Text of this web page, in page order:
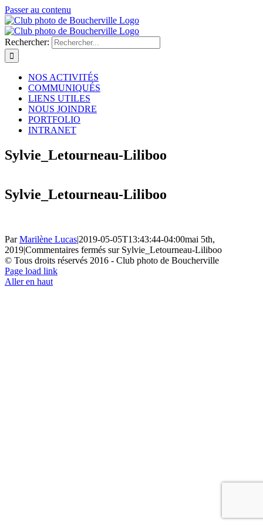
Passer au contenu
Rechercher:
NOS ACTIVITÉS
COMMUNIQUÉS
LIENS UTILES
NOUS JOINDRE
PORTFOLIO
INTRANET
Sylvie_Letourneau-Liliboo
Sylvie_Letourneau-Liliboo
ParMarilène Lucas|2019-05-05T13:43:44-04:00mai 5th,
2019|Commentaires fermés sur Sylvie_Letourneau-Liliboo
© Tous droits réservés 2016 - Club photo de Boucherville
Page load link
Aller en haut